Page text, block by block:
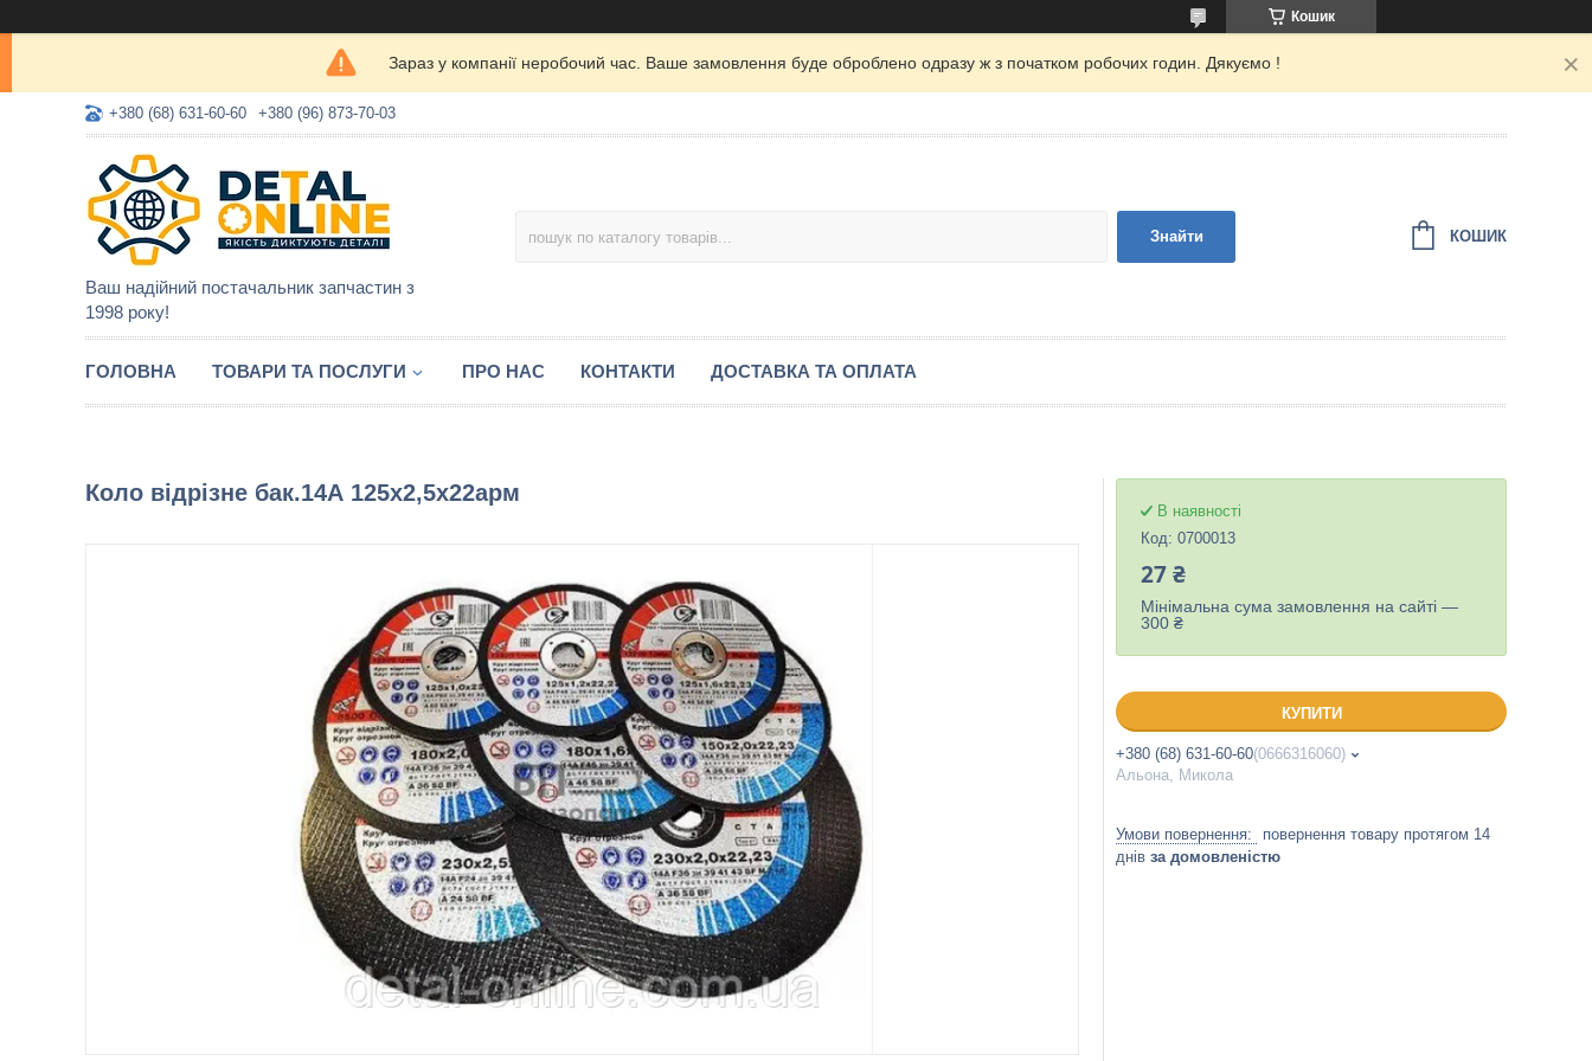
Кошик
Зараз у компанії неробочий час. Ваше замовлення буде оброблено одразу ж з початком робочих годин. Дякуємо !
+380 (68) 631-60-60 +380 (96) 873-70-03
Ваш надійний постачальник запчастин з
1998 року!
Знайти КОШИК
ГОЛОВНА ТОВАРИ ТА ПОСЛУГИ ПРО НАС КОНТАКТИ ДОСТАВКА ТА ОПЛАТА
Коло відрізне бак.14А 125х2,5х22арм
В наявності
Код: 0700013
27 ₴
Мінімальна сума замовлення на сайті —
300 ₴
КУПИТИ
+380 (68) 631-60-60 0666316060
Альона, Микола
повернення товару протягом 14
днів за домовленістю